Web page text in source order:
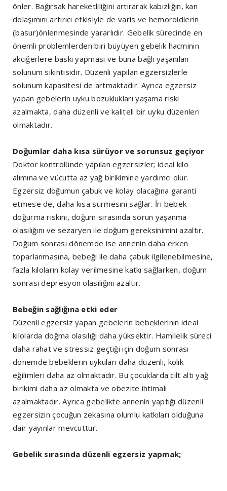
önler. Bağırsak hareketliliğini artırarak kabızlığın, kan
dolaşımını artırıcı etkisiyle de varis ve hemoroidlerin
(basur)önlenmesinde yararlıdır. Gebelik sürecinde en
önemli problemlerden biri büyüyen gebelik hacminin
akciğerlere baskı yapması ve buna bağlı yaşanılan
solunum sıkıntısıdır. Düzenli yapılan egzersizlerle
solunum kapasitesi de artmaktadır. Ayrıca egzersiz
yapan gebelerin uyku bozuklukları yaşama riski
azalmakta, daha düzenli ve kaliteli bir uyku düzenleri
olmaktadır.
Doğumlar daha kısa sürüyor ve sorunsuz geçiyor
Doktor kontrolünde yapılan egzersizler; ideal kilo
alımına ve vücutta az yağ birikimine yardımcı olur.
Egzersiz doğumun çabuk ve kolay olacağına garanti
etmese de, daha kısa sürmesini sağlar. İri bebek
doğurma riskini, doğum sırasında sorun yaşanma
olasılığını ve sezaryen ile doğum gereksinimini azaltır.
Doğum sonrası dönemde ise annenin daha erken
toparlanmasına, bebeği ile daha çabuk ilgilenebilmesine,
fazla kiloların kolay verilmesine katkı sağlarken, doğum
sonrası depresyon olasılığını azaltır.
Bebeğin sağlığına etki eder
Düzenli egzersiz yapan gebelerin bebeklerinin ideal
kilolarda doğma olasılığı daha yüksektir. Hamilelik süreci
daha rahat ve stressiz geçtiği için doğum sonrası
dönemde bebeklerin uykuları daha düzenli, kolik
eğilimleri daha az olmaktadır. Bu çocuklarda cilt altı yağ
birikimi daha az olmakta ve obezite ihtimali
azalmaktadır. Ayrıca gebelikte annenin yaptığı düzenli
egzersizin çocuğun zekasına olumlu katkıları olduğuna
dair yayınlar mevcuttur.
Gebelik sırasında düzenli egzersiz yapmak;